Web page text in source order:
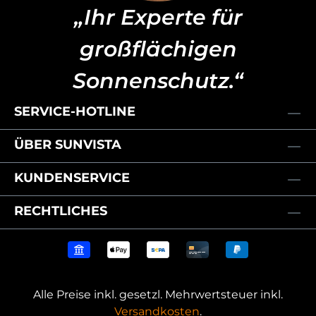
„Ihr Experte für
großflächigen
Sonnenschutz.“
SERVICE-HOTLINE
ÜBER SUNVISTA
KUNDENSERVICE
RECHTLICHES
Alle Preise inkl. gesetzl. Mehrwertsteuer inkl.
Versandkosten.